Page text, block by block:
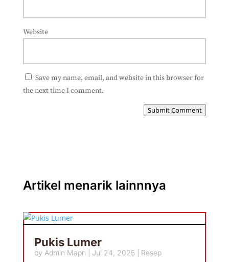
Website
Save my name, email, and website in this browser for
the next time I comment.
Submit Comment
Artikel menarik lainnnya
Pukis Lumer
by Admin Mapn Jul 24, 2025 Resep